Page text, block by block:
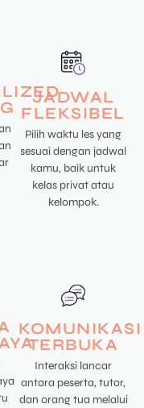
JADWAL
FLEKSIBEL
Pilih waktu les yang
sesuai dengan jadwal
kamu, baik untuk
kelas privat atau
kelompok.
KOMUNIKASI
TERBUKA
Interaksi lancar
antara peserta, tutor,
dan orang tua melalui